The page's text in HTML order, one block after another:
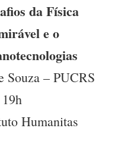
da Física
e o
Souza – PUCRS
Humanitas